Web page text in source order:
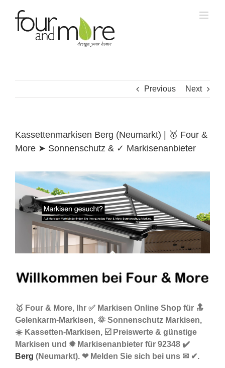
content
Previous Next
Kassettenmarkisen Berg (Neumarkt) | 🥇 Four &
More ➤ Sonnenschutz & ✓ Markisenanbieter
🥇 Four & More, Ihr ✅ Markisen Online Shop für 🔝
Gelenkarm-Markisen, 🌞 Sonnenschutz Markisen,
☀️ Kassetten-Markisen, ☑️ Preiswerte & günstige
Markisen und ✹ Markisenanbieter für 92348 ✔️
Berg (Neumarkt). ❤ Melden Sie sich bei uns ✉ ✔.